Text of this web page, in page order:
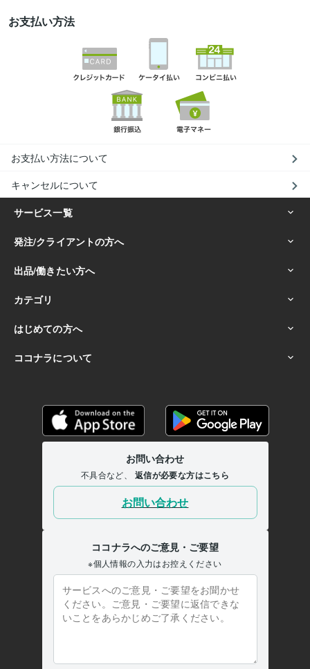
お支払い方法
お支払い方法について
キャンセルについて